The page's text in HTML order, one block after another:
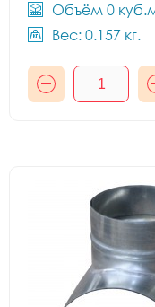
Объём 0
Вес: 0.157 кг.